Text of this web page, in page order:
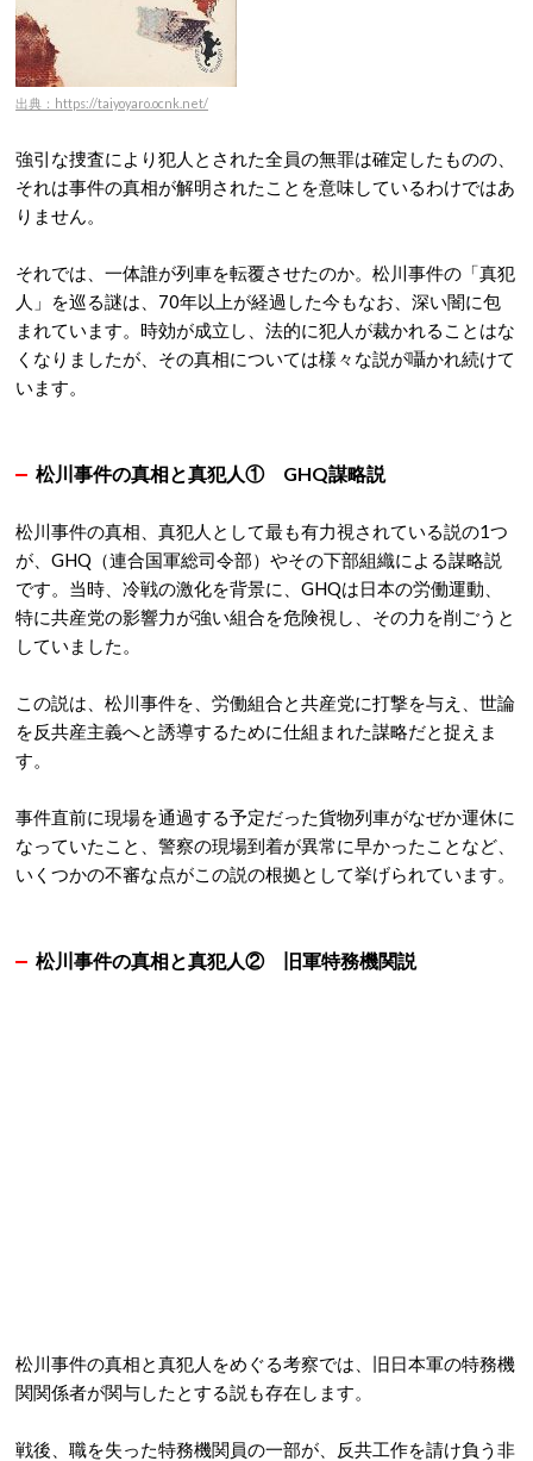
出典：https://taiyoyaro.ocnk.net/
強引な捜査により犯人とされた全員の無罪は確定したものの、
それは事件の真相が解明されたことを意味しているわけではあ
りません。
それでは、一体誰が列車を転覆させたのか。松川事件の「真犯
人」を巡る謎は、70年以上が経過した今もなお、深い闇に包
まれています。時効が成立し、法的に犯人が裁かれることはな
くなりましたが、その真相については様々な説が囁かれ続けて
います。
松川事件の真相と真犯人① GHQ謀略説
松川事件の真相、真犯人として最も有力視されている説の1つ
が、GHQ（連合国軍総司令部）やその下部組織による謀略説
です。 当時、冷戦の激化を背景に、GHQは日本の労働運動、
特に共産党の影響力が強い組合を危険視し、その力を削ごうと
していました。
この説は、松川事件を、労働組合と共産党に打撃を与え、世論
を反共産主義へと誘導するために仕組まれた謀略だと捉えま
す。
事件直前に現場を通過する予定だった貨物列車がなぜか運休に
なっていたこと、警察の現場到着が異常に早かったことなど、
いくつかの不審な点がこの説の根拠として挙げられています。
松川事件の真相と真犯人② 旧軍特務機関説
松川事件の真相と真犯人をめぐる考察では、旧日本軍の特務機
関関係者が関与したとする説も存在します。
戦後、職を失った特務機関員の一部が、反共工作を請け負う非